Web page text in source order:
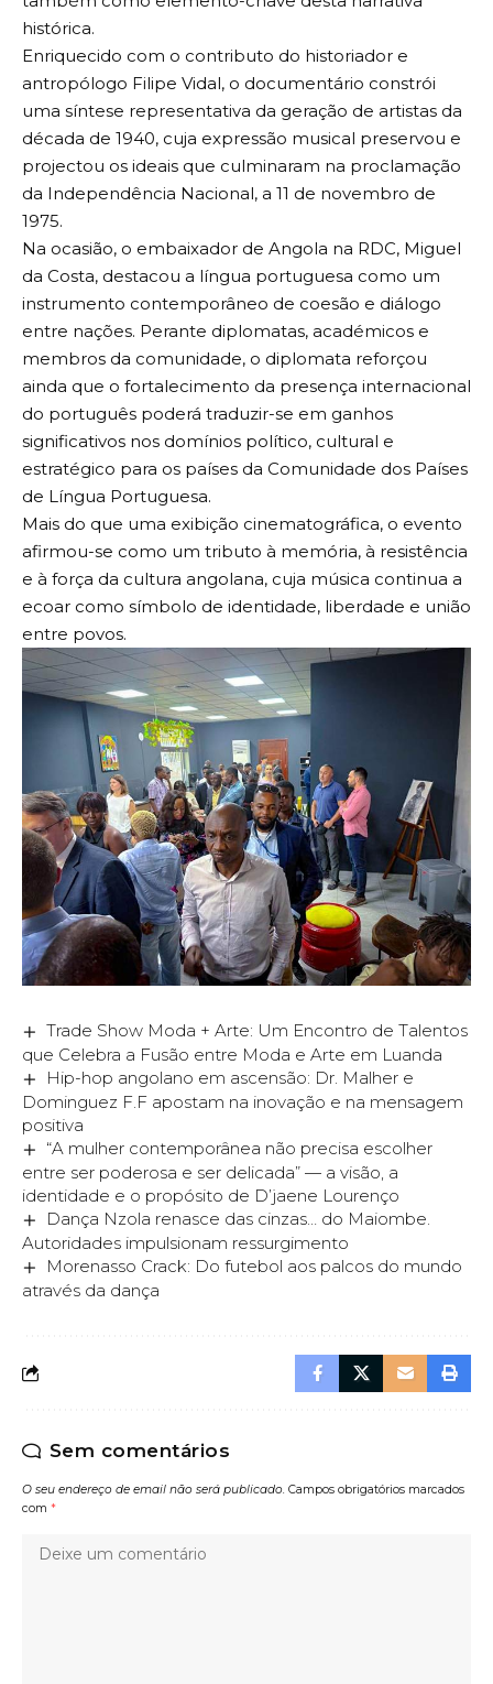
histórica.
Enriquecido com o contributo do historiador e
antropólogo Filipe Vidal, o documentário constrói
uma síntese representativa da geração de artistas da
década de 1940, cuja expressão musical preservou e
projectou os ideais que culminaram na proclamação
da Independência Nacional, a 11 de novembro de
1975.
Na ocasião, o embaixador de Angola na RDC, Miguel
da Costa, destacou a língua portuguesa como um
instrumento contemporâneo de coesão e diálogo
entre nações. Perante diplomatas, académicos e
membros da comunidade, o diplomata reforçou
ainda que o fortalecimento da presença internacional
do português poderá traduzir-se em ganhos
significativos nos domínios político, cultural e
estratégico para os países da Comunidade dos Países
de Língua Portuguesa.
Mais do que uma exibição cinematográfica, o evento
afirmou-se como um tributo à memória, à resistência
e à força da cultura angolana, cuja música continua a
ecoar como símbolo de identidade, liberdade e união
entre povos.
Trade Show Moda + Arte: Um Encontro de Talentos
que Celebra a Fusão entre Moda e Arte em Luanda
Hip-hop angolano em ascensão: Dr. Malher e
Dominguez F.F apostam na inovação e na mensagem
positiva
“A mulher contemporânea não precisa escolher
entre ser poderosa e ser delicada” — a visão, a
identidade e o propósito de D’jaene Lourenço
Dança Nzola renasce das cinzas… do Maiombe.
Autoridades impulsionam ressurgimento
Morenasso Crack: Do futebol aos palcos do mundo
através da dança
Sem comentários
O seu endereço de email não será publicado. Campos obrigatórios marcados
com *